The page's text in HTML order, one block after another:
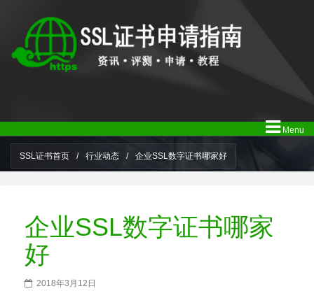
Menu
SSL证书首页 / 行业动态 / 企业SSL数字证书哪家好
企业SSL数字证书哪家
好
2018年3月12日